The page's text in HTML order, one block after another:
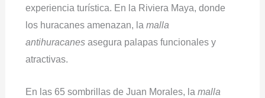
experiencia turística. En la Riviera Maya, donde
los huracanes amenazan, la malla
antihuracanesasegura palapas funcionales y
atractivas.
En las 65 sombrillas de Juan Morales, la malla